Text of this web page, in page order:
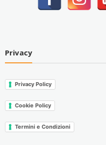
Privacy
Privacy Policy
Cookie Policy
Termini e Condizioni